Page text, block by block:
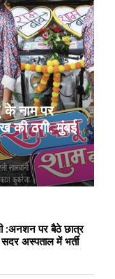
के नाम पर
की ठगी, मुंबई
:अनशन पर बैठे छात्र
सदर अस्पताल में भर्ती